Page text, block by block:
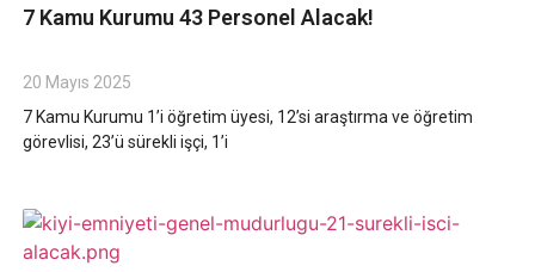
7 Kamu Kurumu 43 Personel Alacak!
20 Mayıs 2025
7 Kamu Kurumu 1’i öğretim üyesi, 12’si araştırma ve öğretim
görevlisi, 23’ü sürekli işçi, 1’i